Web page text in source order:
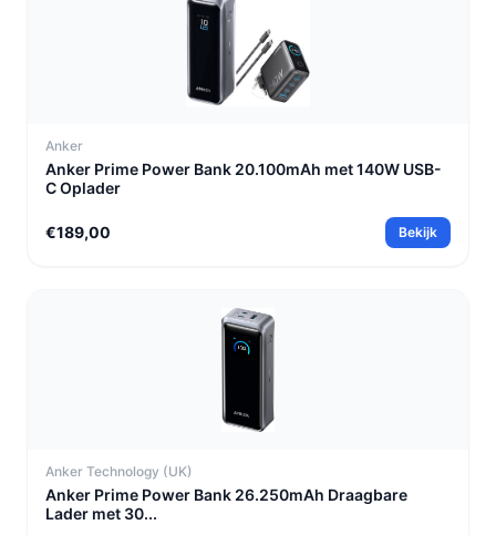
Anker
Anker Prime Power Bank 20.100mAh met 140W USB-
C Oplader
€189,00 Bekijk
Anker Technology (UK)
Anker Prime Power Bank 26.250mAh Draagbare
Lader met 30...